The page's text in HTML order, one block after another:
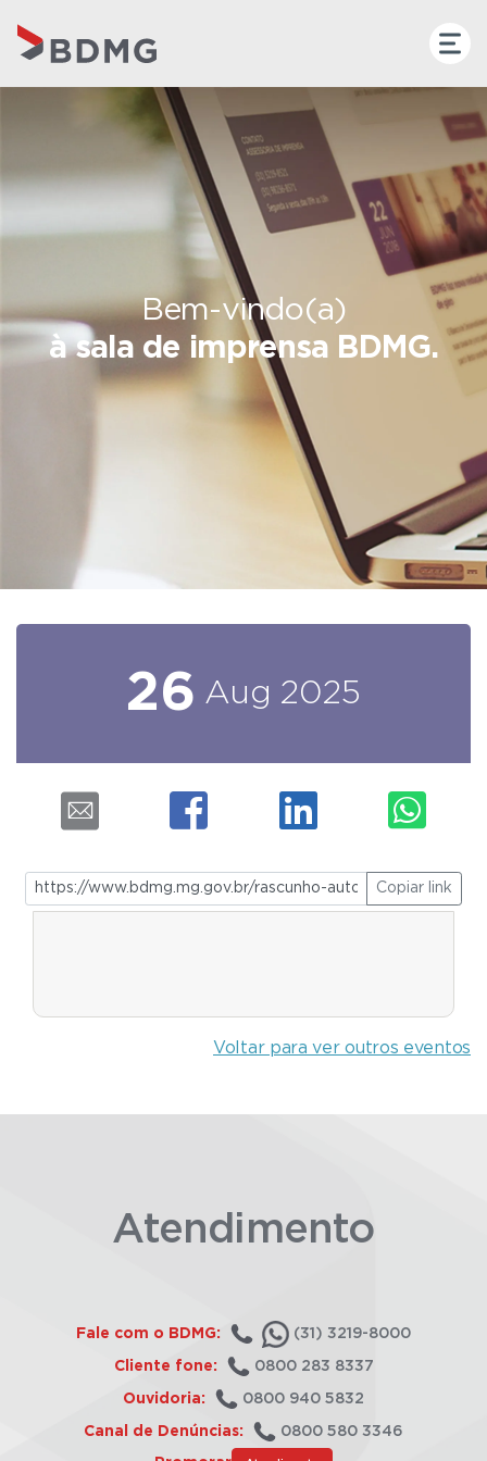
Bem-vindo(a)
à sala de imprensa BDMG.
26 Aug 2025
Copiar link
Voltar para ver outros eventos
Atendimento
Fale com o BDMG: (31) 3219-8000
Cliente fone: 0800 283 8337
Ouvidoria: 0800 940 5832
Canal de Denúncias: 0800 580 3346